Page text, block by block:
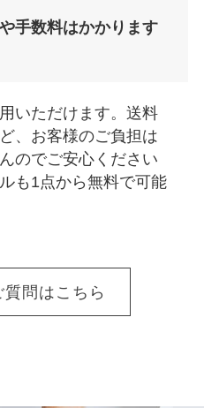
手数料はかかります
いただけます。送料
、お客様のご負担は
のでご安心ください
も1点から無料で可能
問はこちら